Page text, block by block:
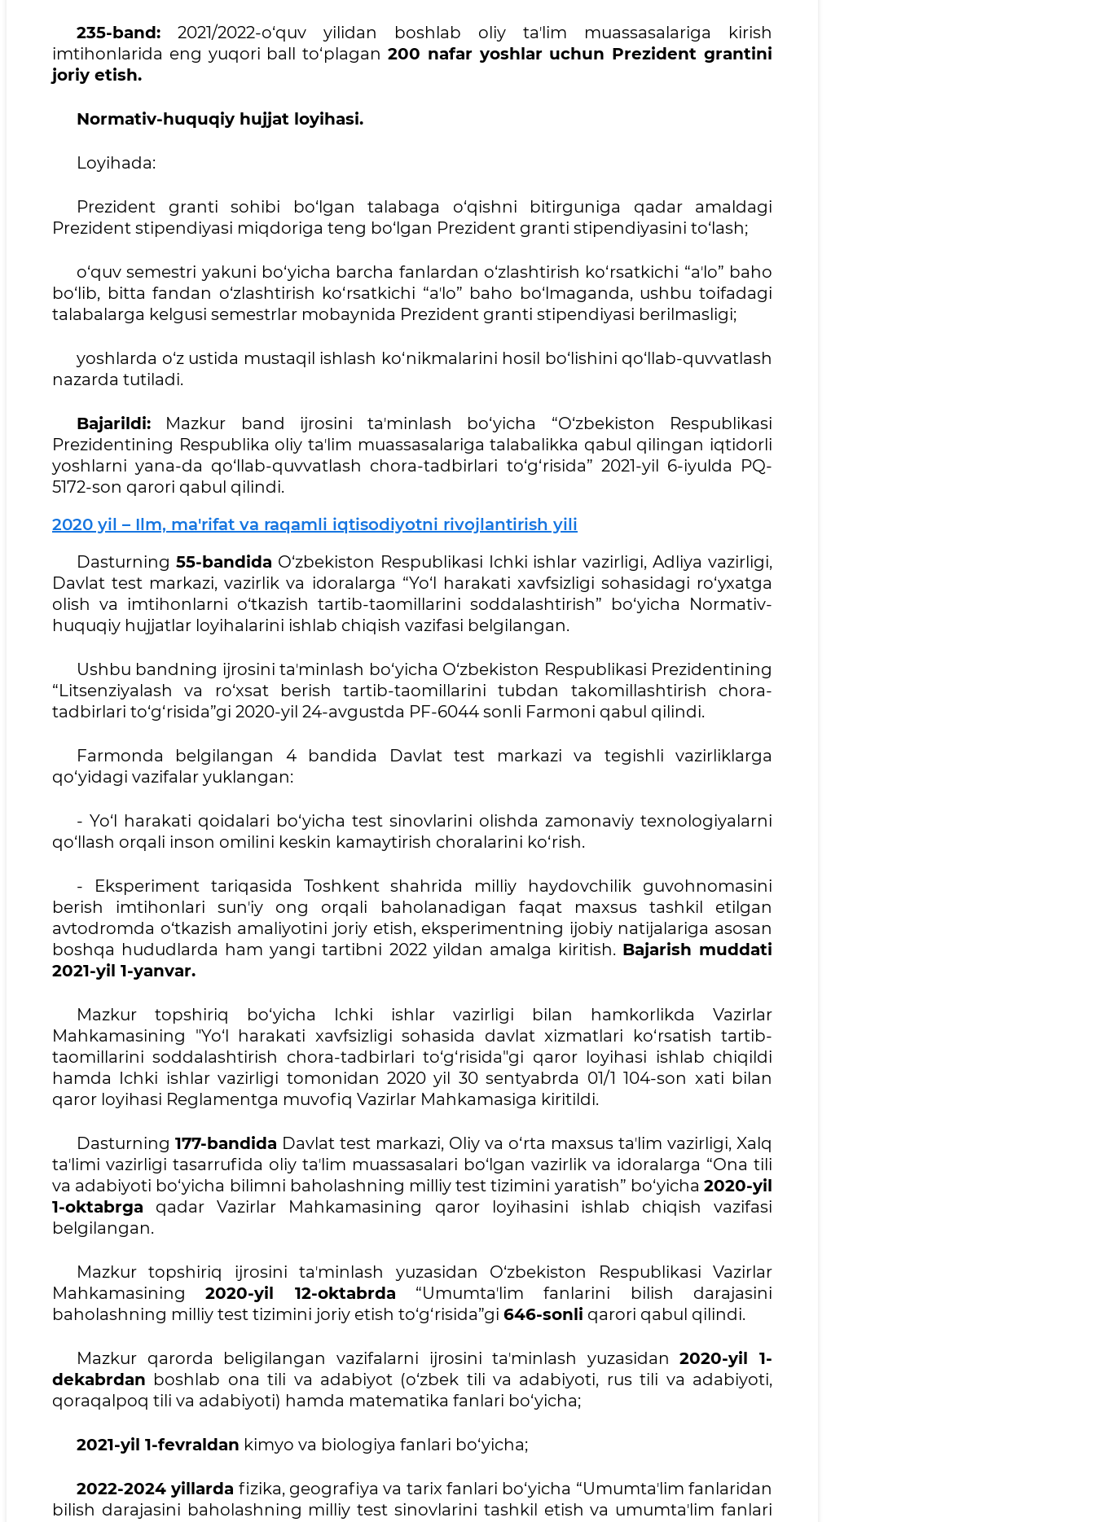
235-band: 2021/2022-o‘quv yilidan boshlab oliy taʼlim muassasalariga kirish
imtihonlarida eng yuqori ball to‘plagan 200 nafar yoshlar uchun Prezident grantini
joriy etish.
Normativ-huquqiy hujjat loyihasi.
Loyihada:
Prezident granti sohibi bo‘lgan talabaga o‘qishni bitirguniga qadar amaldagi
Prezident stipendiyasi miqdoriga teng bo‘lgan Prezident granti stipendiyasini to‘lash;
o‘quv semestri yakuni bo‘yicha barcha fanlardan o‘zlashtirish ko‘rsatkichi “aʼlo” baho
bo‘lib, bitta fandan o‘zlashtirish ko‘rsatkichi “aʼlo” baho bo‘lmaganda, ushbu toifadagi
talabalarga kelgusi semestrlar mobaynida Prezident granti stipendiyasi berilmasligi;
yoshlarda o‘z ustida mustaqil ishlash ko‘nikmalarini hosil bo‘lishini qo‘llab-quvvatlash
nazarda tutiladi.
Bajarildi: Mazkur band ijrosini taʼminlash bo‘yicha “O‘zbekiston Respublikasi
Prezidentining Respublika oliy taʼlim muassasalariga talabalikka qabul qilingan iqtidorli
yoshlarni yana-da qo‘llab-quvvatlash chora-tadbirlari to‘g‘risida” 2021-yil 6-iyulda PQ-
5172-son qarori qabul qilindi.
2020 yil – Ilm, ma'rifat va raqamli iqtisodiyotni rivojlantirish yili
Dasturning 55-bandida O‘zbekiston Respublikasi Ichki ishlar vazirligi, Adliya vazirligi,
Davlat test markazi, vazirlik va idoralarga “Yo‘l harakati xavfsizligi sohasidagi ro‘yxatga
olish va imtihonlarni o‘tkazish tartib-taomillarini soddalashtirish” bo‘yicha Normativ-
huquqiy hujjatlar loyihalarini ishlab chiqish vazifasi belgilangan.
Ushbu bandning ijrosini taʼminlash bo‘yicha O‘zbekiston Respublikasi Prezidentining
“Litsenziyalash va ro‘xsat berish tartib-taomillarini tubdan takomillashtirish chora-
tadbirlari to‘g‘risida”gi 2020-yil 24-avgustda PF-6044 sonli Farmoni qabul qilindi.
Farmonda belgilangan 4 bandida Davlat test markazi va tegishli vazirliklarga
qo‘yidagi vazifalar yuklangan:
- Yo‘l harakati qoidalari bo‘yicha test sinovlarini olishda zamonaviy texnologiyalarni
qo‘llash orqali inson omilini keskin kamaytirish choralarini ko‘rish.
- Eksperiment tariqasida Toshkent shahrida milliy haydovchilik guvohnomasini
berish imtihonlari sunʼiy ong orqali baholanadigan faqat maxsus tashkil etilgan
avtodromda o‘tkazish amaliyotini joriy etish, eksperimentning ijobiy natijalariga asosan
boshqa hududlarda ham yangi tartibni 2022 yildan amalga kiritish. Bajarish muddati
2021-yil 1-yanvar.
Mazkur topshiriq bo‘yicha Ichki ishlar vazirligi bilan hamkorlikda Vazirlar
Mahkamasining "Yo‘l harakati xavfsizligi sohasida davlat xizmatlari ko‘rsatish tartib-
taomillarini soddalashtirish chora-tadbirlari to‘g‘risida"gi qaror loyihasi ishlab chiqildi
hamda Ichki ishlar vazirligi tomonidan 2020 yil 30 sentyabrda 01/1 104-son xati bilan
qaror loyihasi Reglamentga muvofiq Vazirlar Mahkamasiga kiritildi.
Dasturning 177-bandida Davlat test markazi, Oliy va o‘rta maxsus taʼlim vazirligi, Xalq
taʼlimi vazirligi tasarrufida oliy taʼlim muassasalari bo‘lgan vazirlik va idoralarga “Ona tili
va adabiyoti bo‘yicha bilimni baholashning milliy test tizimini yaratish” bo‘yicha 2020-yil
1-oktabrga qadar Vazirlar Mahkamasining qaror loyihasini ishlab chiqish vazifasi
belgilangan.
Mazkur topshiriq ijrosini taʼminlash yuzasidan O‘zbekiston Respublikasi Vazirlar
Mahkamasining2020-yil 12-oktabrda “Umumtaʼlim fanlarini bilish darajasini
baholashning milliy test tizimini joriy etish to‘g‘risida”gi 646-sonli qarori qabul qilindi.
Mazkur qarorda beligilangan vazifalarni ijrosini taʼminlash yuzasidan2020-yil 1-
dekabrdan boshlab ona tili va adabiyot (o‘zbek tili va adabiyoti, rus tili va adabiyoti,
qoraqalpoq tili va adabiyoti) hamda matematika fanlari bo‘yicha;
2021-yil 1-fevraldan kimyo va biologiya fanlari bo‘yicha;
2022-2024 yillarda fizika, geografiya va tarix fanlari bo‘yicha “Umumtaʼlim fanlaridan
bilish darajasini baholashning milliy test sinovlarini tashkil etish va umumtaʼlim fanlari